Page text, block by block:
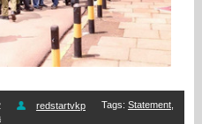
redstartvkp Tags: Statement,